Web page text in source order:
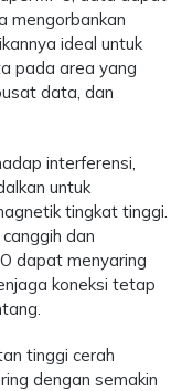
mengorbankan
ideal untuk
pada area yang
data, dan
interferensi,
untuk
tingkat tinggi.
dan
dapat menyaring
koneksi tetap
tinggi cerah
dengan semakin